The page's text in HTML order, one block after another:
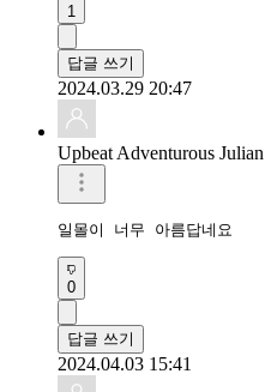
1
답글 쓰기
2024.03.29 20:47
Upbeat Adventurous Julian
일몰이 너무 아름답네요
0
답글 쓰기
2024.04.03 15:41